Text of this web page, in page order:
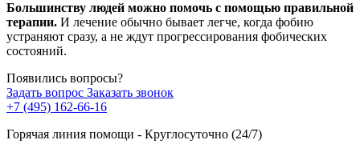
Большинству людей можно помочь с помощью правильной
терапии. И лечение обычно бывает легче, когда фобию
устраняют сразу, а не ждут прогрессирования фобических
состояний.
Появились вопросы?
Задать вопрос Заказать звонок
+7 (495) 162-66-16
Горячая линия помощи - Круглосуточно (24/7)